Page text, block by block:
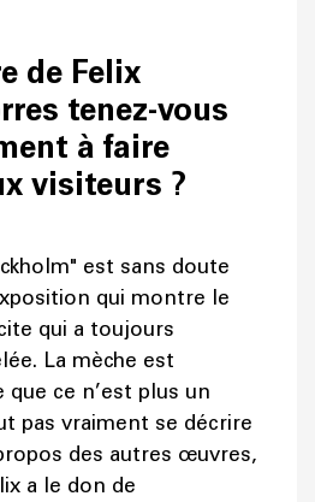
de Felix
tenez-vous
à faire
visiteurs ?
est sans doute
qui montre le
qui a toujours
La mèche est
que ce n’est plus un
pas vraiment se décrire
des autres œuvres,
a le don de